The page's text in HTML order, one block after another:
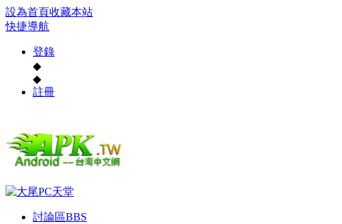
設為首頁收藏本站
快捷導航
登錄
◆
◆
註冊
討論區BBS